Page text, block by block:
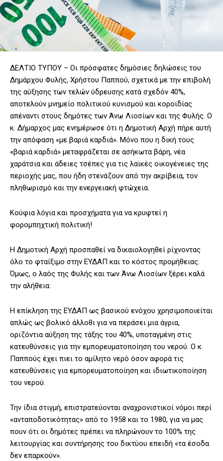
ΔΕΛΤΙΟ ΤΥΠΟΥ – Οι πρόσφατες δημόσιες δηλώσεις του
Δημάρχου Φυλής, Χρήστου Παππού, σχετικά με την επιβολή
της αύξησης των τελών ύδρευσης κατά σχεδόν 40%,
αποτελούν μνημείο πολιτικού κυνισμού και κοροϊδίας
απέναντι στους δημότες των Άνω Λιοσίων και της Φυλής. Ο
κ. Δήμαρχος μας ενημέρωσε ότι η Δημοτική Αρχή πήρε αυτή
την απόφαση «με βαριά καρδιά». Μόνο που η δική τους
«βαριά καρδιά» μεταφράζεται σε ασήκωτα βάρη, νέα
χαράτσια και άδειες τσέπες για τις λαϊκές οικογένειες της
περιοχής μας, που ήδη στενάζουν από την ακρίβεια, τον
πληθωρισμό και την ενεργειακή φτώχεια.
Κούφια λόγια και προσχήματα για να κρυφτεί η
φορομπηχτική πολιτική!
Η Δημοτική Αρχή προσπαθεί να δικαιολογηθεί ρίχνοντας
όλο το φταίξιμο στην ΕΥΔΑΠ και το κόστος προμήθειας.
Όμως, ο λαός της Φυλής και των Άνω Λιοσίων ξέρει καλά
την αλήθεια:
Η επίκληση της ΕΥΔΑΠ ως βασικού ενόχου χρησιμοποιείται
απλώς ως βολικό άλλοθι για να περάσει μια άγρια,
οριζόντια αύξηση της τάξης του 40%, υποταγμένη στις
κατευθύνσεις για την εμπορευματοποίηση του νερού. Ο κ.
Παππούς έχει πιει το αμίλητο νερό όσον αφορά τις
κατευθύνσεις για εμπορευματοποίηση και ιδιωτικοποίηση
του νερού.
Την ίδια στιγμή, επιστρατεύονται αναχρονιστικοί νόμοι περί
«ανταποδοτικότητας» από το 1958 και το 1980, για να μας
πουν ότι οι δημότες πρέπει να πληρώνουν το 100% της
λειτουργίας και συντήρησης του δικτύου επειδή «τα έσοδα
δεν επαρκούν».